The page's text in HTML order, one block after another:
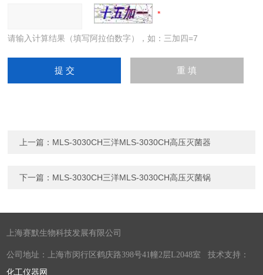
请输入计算结果（填写阿拉伯数字），如：三加四=7
上一篇： MLS-3030CH三洋MLS-3030CH高压灭菌器
下一篇： MLS-3030CH三洋MLS-3030CH高压灭菌锅
上海赛默生物科技发展有限公司
公司地址：上海市闵行区鹤庆路398号41幢2层L2048室 技术支持：
化工仪器网